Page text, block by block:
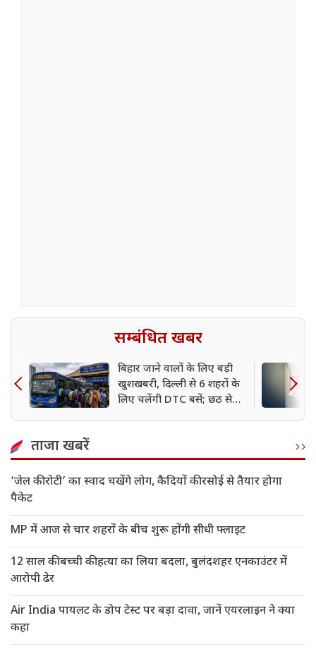
सम्बंधित खबर
बिहार जाने वालों के लिए बड़ी
खुशखबरी, दिल्ली से 6 शहरों के
लिए चलेंगी DTC बसें; छठ से
ताजा खबरें
‘जेल की रोटी’ का स्वाद चखेंगे लोग, कैदियों की रसोई से तैयार होगा
पैकेट
MP में आज से चार शहरों के बीच शुरू होंगी सीधी फ्लाइट
12 साल की बच्ची की हत्या का लिया बदला, बुलंदशहर एनकाउंटर में
आरोपी ढेर
Air India पायलट के डोप टेस्ट पर बड़ा दावा, जानें एयरलाइन ने क्या
कहा